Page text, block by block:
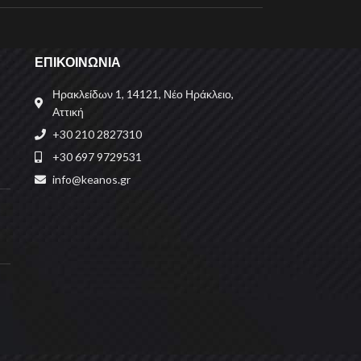
ΕΠΙΚΟΙΝΩΝΙΑ
Ηρακλείδων 1, 14121, Νέο Ηράκλειο,
Αττική
+30 210 2827310
+30 697 9729531
info@keanos.gr